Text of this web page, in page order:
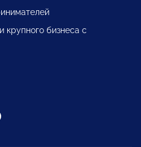
крупного бизнеса с